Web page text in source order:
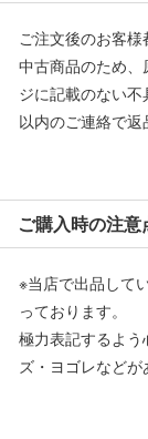
ご注文後のお客様
中古商品のため
ジに記載のない
以内のご連絡で返
配送料ともに当
※オンラインスト
できません。また
返品・交換について
ご購入時の注意
※当店で出品して
っております。
極力表記するよ
ズ・ヨゴレなどが